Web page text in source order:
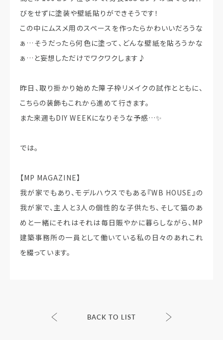
びをせずに塗装や壁紙貼りができそうです！
この中にムスメ用のスペースを作ったらかわいいだろうな
ぁ…そうだったら何色に塗って、どんな壁紙を貼ろうかな
ぁ…と妄想しただけでワクワクします♪
昨日、取り掛かり始めた障子枠リメイクの試作とともに、
こちらの装飾もこれから進めて行きます。
また来週もDIY WEEKになりそうな予感…✨
では。
【MP MAGAZINE】
我が家でもあり、モデルハウスでもある『WB HOUSE』の
我が家で、主人と3人の個性的な子供たち、そして猫のあ
めと一緒にそれはそれは毎日賑やかに暮らしながら、MP
建築事務所の一員として働いている私の日々のあれこれ
を綴っています。
BACK TO LIST